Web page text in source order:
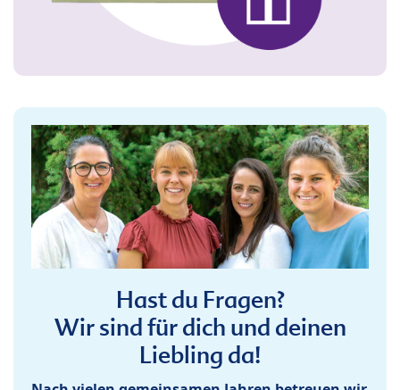
Hast du Fragen?
Wir sind für dich und deinen
Liebling da!